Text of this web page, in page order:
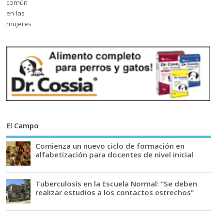
El Campo
Comienza un nuevo ciclo de formación en
alfabetización para docentes de nivel inicial
Tuberculosis en la Escuela Normal: “Se deben
realizar estudios a los contactos estrechos”